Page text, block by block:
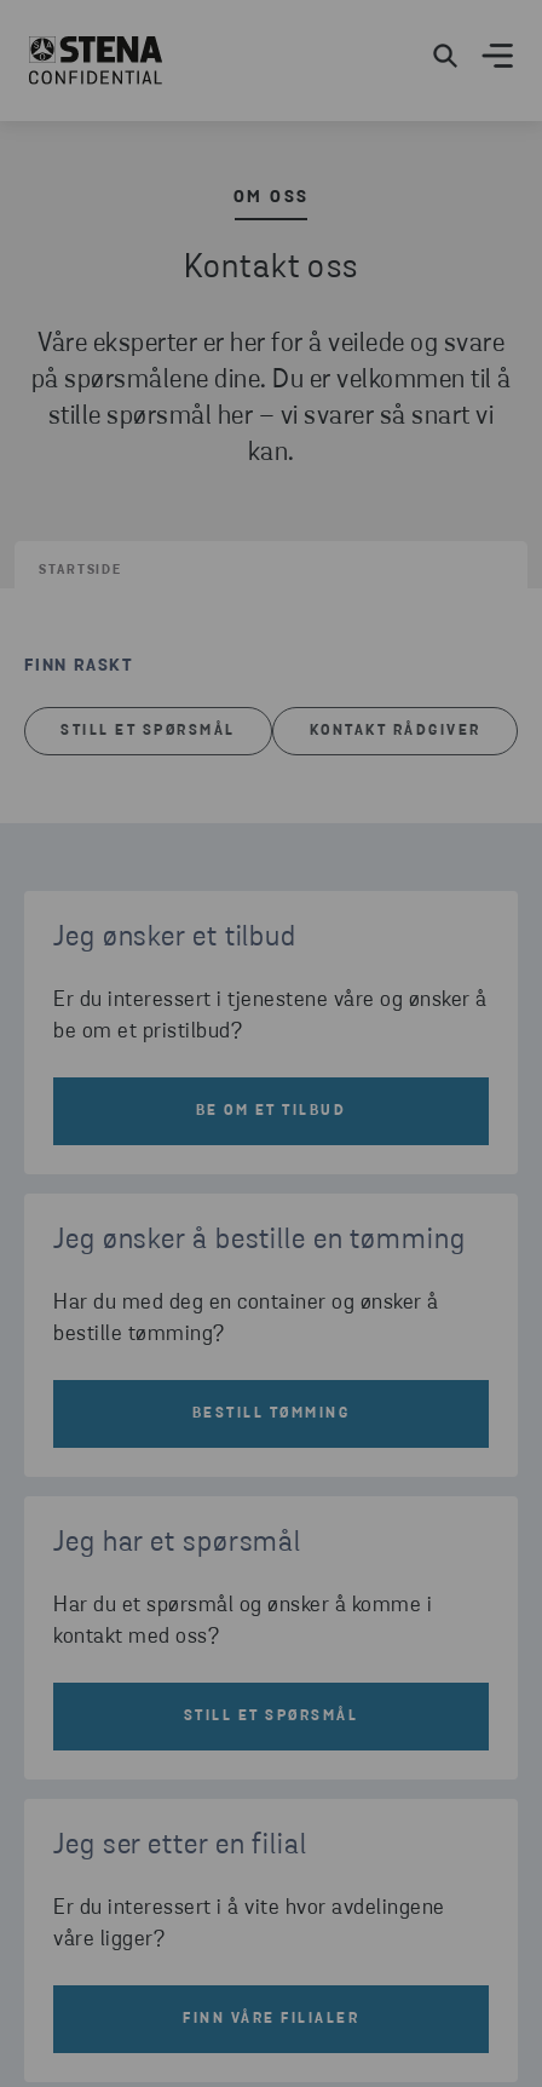
OM OSS
Kontakt oss
Våre eksperter er her for å veilede og svare
på spørsmålene dine. Du er velkommen til å
stille spørsmål her – vi svarer så snart vi
kan.
STARTSIDE
FINN RASKT
STILL ET SPØRSMÅL KONTAKT RÅDGIVER
Jeg ønsker et tilbud
Er du interessert i tjenestene våre og ønsker å
be om et pristilbud?
BE OM ET TILBUD
Jeg ønsker å bestille en tømming
Har du med deg en container og ønsker å
bestille tømming?
BESTILL TØMMING
Jeg har et spørsmål
Har du et spørsmål og ønsker å komme i
kontakt med oss?
STILL ET SPØRSMÅL
Jeg ser etter en filial
Er du interessert i å vite hvor avdelingene
våre ligger?
FINN VÅRE FILIALER